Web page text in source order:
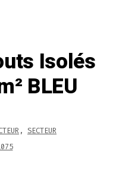
Isolés
BLEU
, SECTEUR